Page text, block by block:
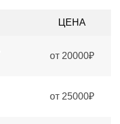
ЦЕНА
от 20000₽
от 25000₽